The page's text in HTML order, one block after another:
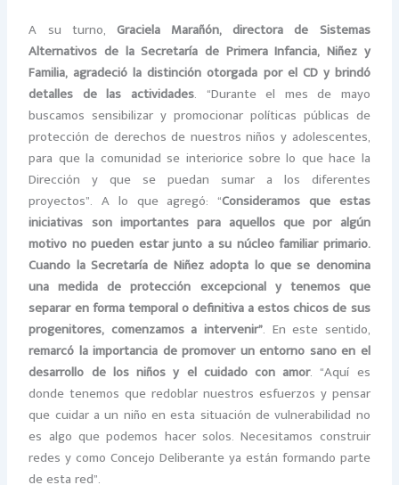
A su turno, Graciela Marañón, directora de Sistemas
Alternativos de la Secretaría de Primera Infancia, Niñez y
Familia, agradeció la distinción otorgada por el CD y brindó
detalles de las actividades. “Durante el mes de mayo
buscamos sensibilizar y promocionar políticas públicas de
protección de derechos de nuestros niños y adolescentes,
para que la comunidad se interiorice sobre lo que hace la
Dirección y que se puedan sumar a los diferentes
proyectos”. A lo que agregó: “Consideramos que estas
iniciativas son importantes para aquellos que por algún
motivo no pueden estar junto a su núcleo familiar primario.
Cuando la Secretaría de Niñez adopta lo que se denomina
una medida de protección excepcional y tenemos que
separar en forma temporal o definitiva a estos chicos de sus
progenitores, comenzamos a intervenir”. En este sentido,
remarcó la importancia de promover un entorno sano en el
desarrollo de los niños y el cuidado con amor. “Aquí es
donde tenemos que redoblar nuestros esfuerzos y pensar
que cuidar a un niño en esta situación de vulnerabilidad no
es algo que podemos hacer solos. Necesitamos construir
redes y como Concejo Deliberante ya están formando parte
de esta red”.